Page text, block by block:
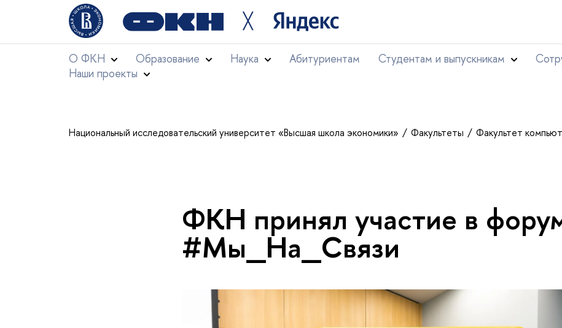
╳
О ФКН Образование Наука Абитуриентам Студентам и выпускникам
Наши проекты
Национальный исследовательский университет «Высшая школа экономики» Факультеты Факультет
ФКН принял участие в
#Мы_На_Связи